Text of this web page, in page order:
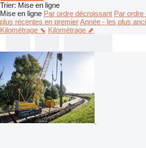
Trier: Mise en ligne
Mise en ligne Par ordre décroissant Par
plus récentes en premierAnnée - les plus
Kilométrage ⬊ Kilométrage ⬈